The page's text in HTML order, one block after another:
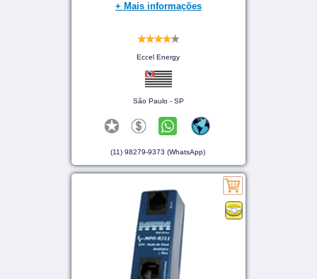
+ Mais informações
Eccel Energy
São Paulo - SP
(11) 98279-9373 (WhatsApp)